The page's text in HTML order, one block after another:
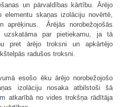
un pārvaldības kārtību. Ārējo
elementu skaņas izolāciju novērtē,
aprēķinus. Ārējās norobežojošās
uzskatāma par pietiekamu, ja tā
pret ārējo troksni un apkārtējo
radušos troksni.
esošo ēku ārējo norobežojošo
izolāciju nosaka atbilstoši šā
atkarībā no vides trokšņa rādītāja